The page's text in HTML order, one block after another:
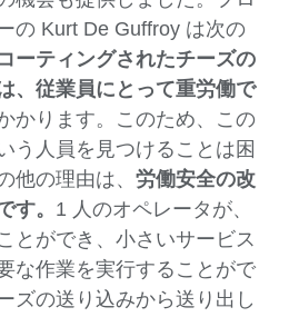
の Kurt De Guffroy は次の
ーティングされたチーズの
、従業員にとって重労働で
かります。このため、この
う人員を見つけることは困
他の理由は、労働安全の改
す。 1 人のオペレータが、
とができ、小さいサービス
な作業を実行することがで
ズの送り込みから送り出し